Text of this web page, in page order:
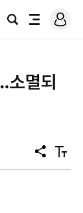
검
전
로
그
소멸되
공
유
텍
스